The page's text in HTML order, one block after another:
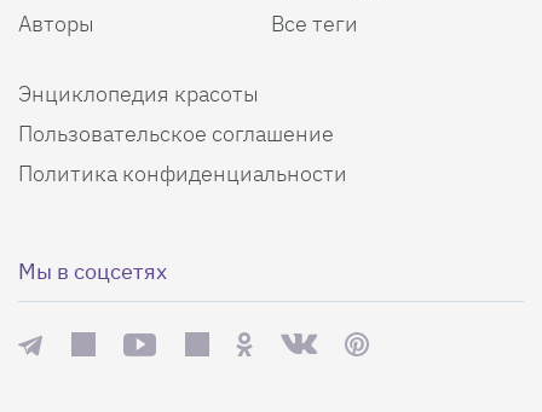
Авторы
Все теги
Энциклопедия красоты
Пользовательское соглашение
Политика конфиденциальности
Мы в соцсетях